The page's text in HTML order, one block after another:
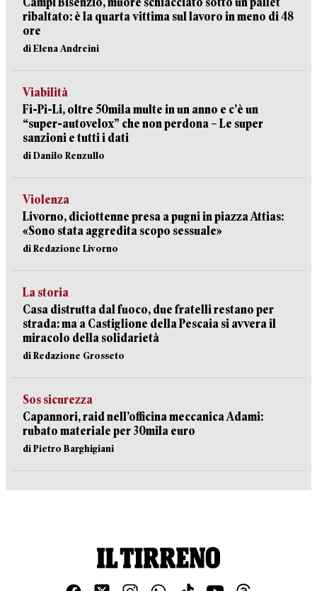
ribaltato: è la quarta vittima sul lavoro in meno di 48
ore
di Elena Andreini
Viabilità
Fi-Pi-Li, oltre 50mila multe in un anno e c’è un
“super-autovelox” che non perdona – Le super
sanzioni e tutti i dati
di Danilo Renzullo
Violenza
Livorno, diciottenne presa a pugni in piazza Attias:
«Sono stata aggredita scopo sessuale»
di Redazione Livorno
La storia
Casa distrutta dal fuoco, due fratelli restano per
strada: ma a Castiglione della Pescaia si avvera il
miracolo della solidarietà
di Redazione Grosseto
Sos sicurezza
Capannori, raid nell’officina meccanica Adami:
rubato materiale per 30mila euro
di Pietro Barghigiani